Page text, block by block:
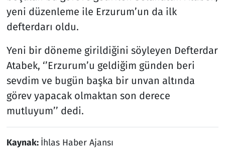
yeni düzenleme ile Erzurum’un da ilk
defterdarı oldu.
Yeni bir döneme girildiğini söyleyen Defterdar
Atabek, ‘’Erzurum’u geldiğim günden beri
sevdim ve bugün başka bir unvan altında
görev yapacak olmaktan son derece
mutluyum’’ dedi.
Kaynak: İhlas Haber Ajansı